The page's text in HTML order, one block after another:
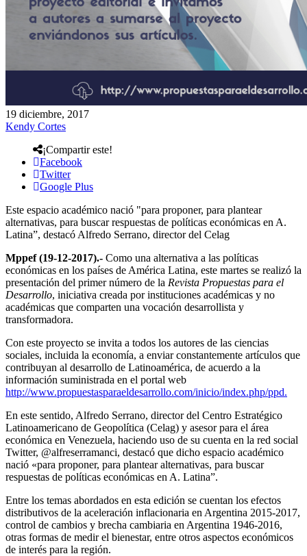
19 diciembre, 2017
Kendy Cortes
¡Compartir este!
Facebook
Twitter
Google Plus
Este espacio académico nació "para proponer, para plantear
alternativas, para buscar respuestas de políticas económicas en A.
Latina”, destacó Alfredo Serrano, director del Celag
Mppef (19-12-2017).- Como una alternativa a las políticas
económicas en los países de América Latina, este martes se realizó la
presentación del primer número de la Revista Propuestas para el
Desarrollo, iniciativa creada por instituciones académicas y no
académicas que comparten una vocación desarrollista y
transformadora.
Con este proyecto se invita a todos los autores de las ciencias
sociales, incluida la economía, a enviar constantemente artículos que
contribuyan al desarrollo de Latinoamérica, de acuerdo a la
información suministrada en el portal web
http://www.propuestasparaeldesarrollo.com/inicio/index.php/ppd.
En este sentido, Alfredo Serrano, director del Centro Estratégico
Latinoamericano de Geopolítica (Celag) y asesor para el área
económica en Venezuela, haciendo uso de su cuenta en la red social
Twitter, @alfreserramanci, destacó que dicho espacio académico
nació «para proponer, para plantear alternativas, para buscar
respuestas de políticas económicas en A. Latina”.
Entre los temas abordados en esta edición se cuentan los efectos
distributivos de la aceleración inflacionaria en Argentina 2015-2017,
control de cambios y brecha cambiaria en Argentina 1946-2016,
otras formas de medir el bienestar, entre otros aspectos económicos
de interés para la región.